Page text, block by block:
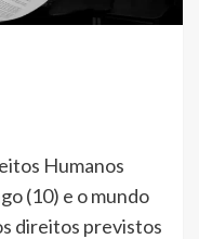
Humanos
(10) e o mundo
direitos previstos